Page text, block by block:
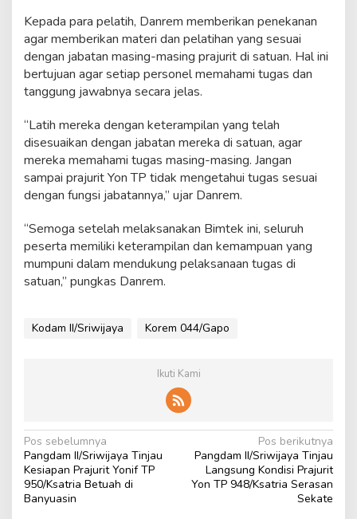
Kepada para pelatih, Danrem memberikan penekanan
agar memberikan materi dan pelatihan yang sesuai
dengan jabatan masing-masing prajurit di satuan. Hal ini
bertujuan agar setiap personel memahami tugas dan
tanggung jawabnya secara jelas.
“Latih mereka dengan keterampilan yang telah
disesuaikan dengan jabatan mereka di satuan, agar
mereka memahami tugas masing-masing. Jangan
sampai prajurit Yon TP tidak mengetahui tugas sesuai
dengan fungsi jabatannya,” ujar Danrem.
“Semoga setelah melaksanakan Bimtek ini, seluruh
peserta memiliki keterampilan dan kemampuan yang
mumpuni dalam mendukung pelaksanaan tugas di
satuan,” pungkas Danrem.
Kodam II/Sriwijaya Korem 044/Gapo
Ikuti Kami
N
a
v
Pos sebelumnya
Pangdam II/Sriwijaya Tinjau
Kesiapan Prajurit Yonif TP
950/Ksatria Betuah di
Banyuasin
Pos berikutnya
Pangdam II/Sriwijaya Tinjau
Langsung Kondisi Prajurit
Yon TP 948/Ksatria Serasan
Sekate